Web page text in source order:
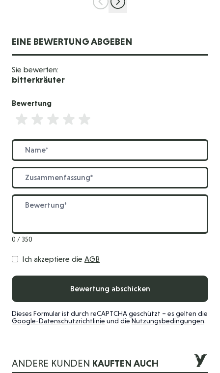
EINE BEWERTUNG ABGEBEN
Sie bewerten:
bitterkräuter
Bewertung
Bewertung
Name
Zusammenfassung
Bewertung
0 / 350
Ich akzeptiere die AGB
Bewertung abschicken
Dieses Formular ist durch reCAPTCHA geschützt – es gelten die
Google-Datenschutzrichtlinie und die Nutzungsbedingungen.
ANDERE KUNDEN KAUFTEN AUCH